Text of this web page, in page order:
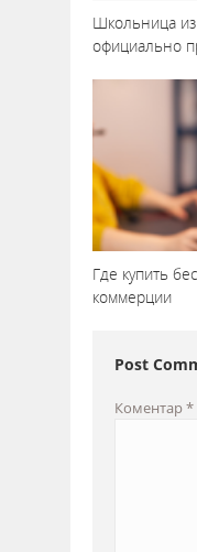
Школьница
официально
Где купить
коммерции
Post
Коментар*